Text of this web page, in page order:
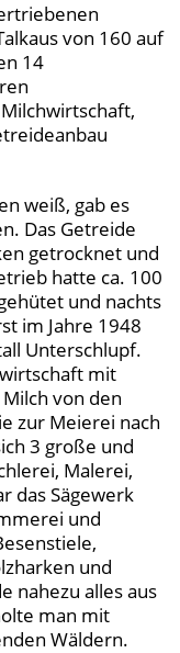
von 160 auf
14
weiß, gab es
Das Getreide
getrocknet und
hatte ca. 100
und nachts
im Jahre 1948
Unterschlupf.
mit
von den
zur Meierei nach
3 große und
Malerei,
das Sägewerk
und
und
nahezu alles aus
man mit
Wäldern.